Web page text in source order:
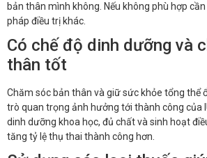
bản thân mình không. Nếu không phù hợp
pháp điều trị khác.
Có chế độ dinh dưỡng và
thân tốt
Chăm sóc bản thân và giữ sức khỏe tổng thể
trò quan trọng ảnh hưởng tới thành công của
dinh dưỡng khoa học, đủ chất và sinh hoạt
tăng tỷ lệ thụ thai thành công hơn.